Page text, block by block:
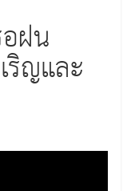
ฝน
ริญและ